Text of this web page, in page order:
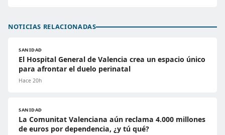
NOTICIAS RELACIONADAS
SANIDAD
El Hospital General de Valencia crea un espacio único
para afrontar el duelo perinatal
Hace 20h
SANIDAD
La Comunitat Valenciana aún reclama 4.000 millones
de euros por dependencia, ¿y tú qué?